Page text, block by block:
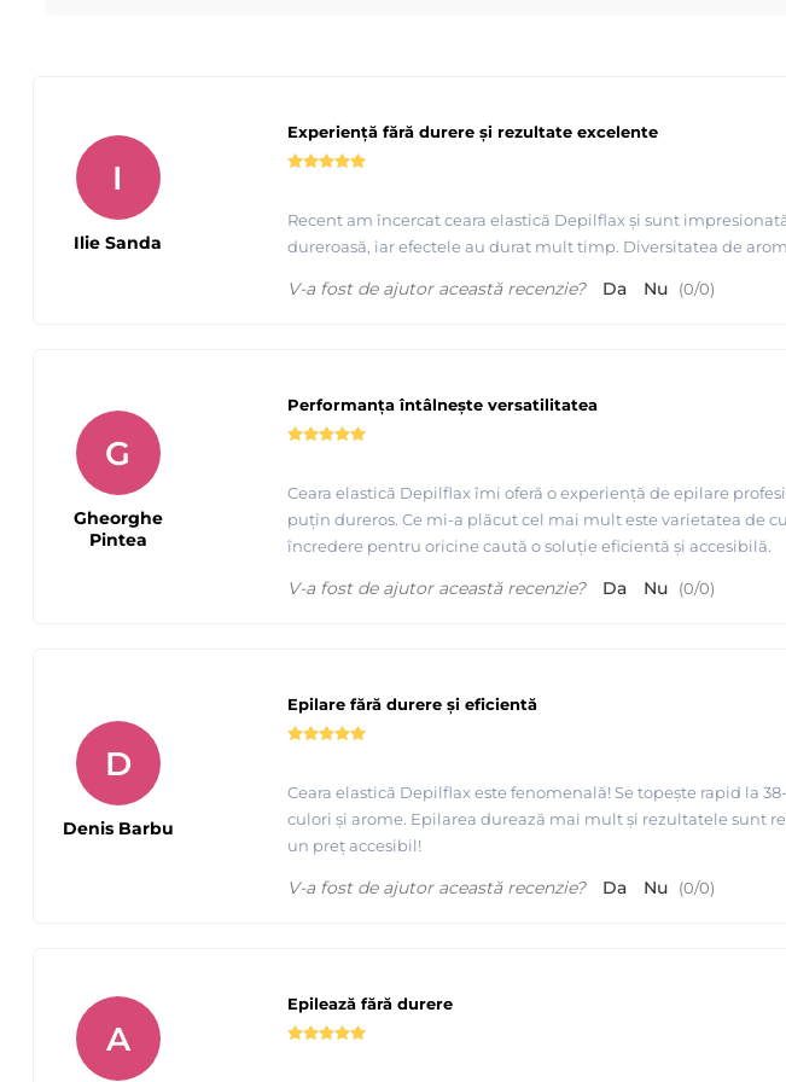
Lucrati cu cei mai buni ! Urmariti acum toate tutorialele si video-urile disponibile la
Tutorial epilare axila cu ceara elasica cu punct de topire scazut - Depilflax
Experiență fără durere și rezultate excelente
Recent am încercat ceara elastică Depilflax și sunt
dureroasă, iar efectele au durat mult timp. Diversitatea de
I
Ilie Sanda
V-a fost de ajutor această recenzie? Da Nu (0/0)
Performanța întâlnește versatilitatea
Ceara elastică Depilflax îmi oferă o experiență de epilare
puțin dureros. Ce mi-a plăcut cel mai mult este varietatea de
încredere pentru oricine caută o soluție eficientă și accesibilă.
G
Gheorghe
Pintea
V-a fost de ajutor această recenzie? Da Nu (0/0)
Epilare fără durere și eficientă
Ceara elastică Depilflax este fenomenală! Se topește rapid la
culori și arome. Epilarea durează mai mult și rezultatele sunt
un preț accesibil!
D
Denis Barbu
V-a fost de ajutor această recenzie? Da Nu (0/0)
Epilează fără durere
A